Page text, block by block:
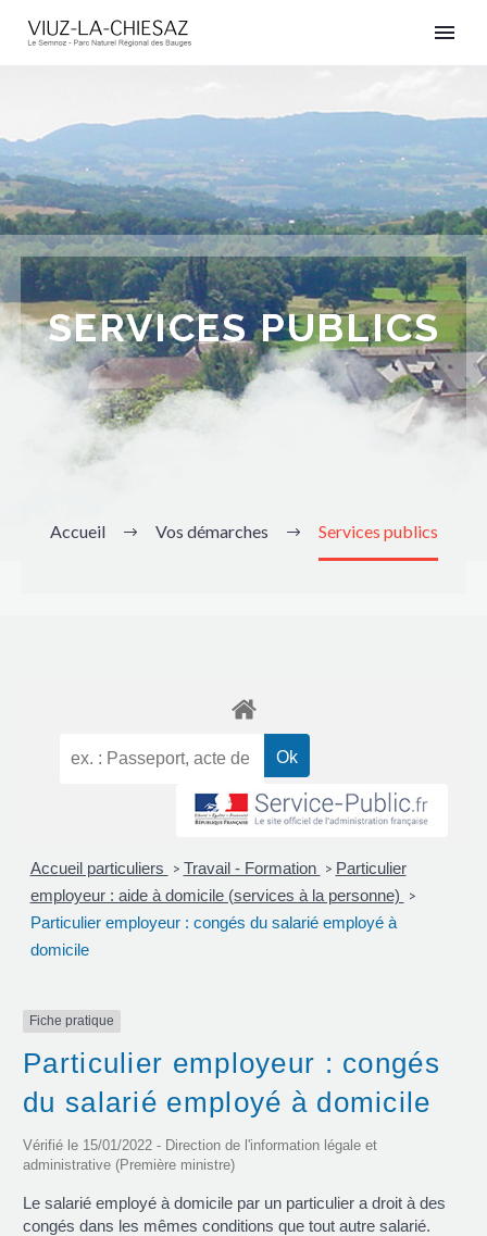
SERVICES PUBLICS
Accueil Vos démarches Services publics
Accueil particuliers > Travail - Formation > Particulier
employeur : aide à domicile (services à la personne)
>
Particulier employeur : congés du salarié employé à
domicile
Fiche pratique
Particulier employeur : congés
du salarié employé à domicile
Vérifié le 15/01/2022 - Direction de l'information légale et
administrative (Première ministre)
Le salarié employé à domicile par un particulier a droit à des
congés dans les mêmes conditions que tout autre salarié.